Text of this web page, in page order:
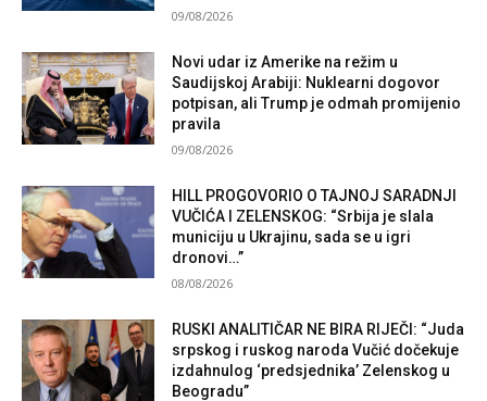
09/08/2026
Novi udar iz Amerike na režim u
Saudijskoj Arabiji: Nuklearni dogovor
potpisan, ali Trump je odmah promijenio
pravila
09/08/2026
HILL PROGOVORIO O TAJNOJ SARADNJI
VUČIĆA I ZELENSKOG: “Srbija je slala
municiju u Ukrajinu, sada se u igri
dronovi…”
08/08/2026
RUSKI ANALITIČAR NE BIRA RIJEČI: “Juda
srpskog i ruskog naroda Vučić dočekuje
izdahnulog ‘predsjednika’ Zelenskog u
Beogradu”